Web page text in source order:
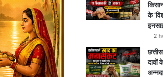
के
2
दावों